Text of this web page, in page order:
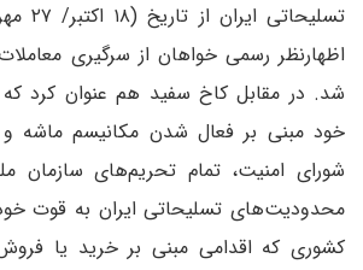
اظهارنظر رسمی خواهان از سرگیری
شد. در مقابل کاخ سفید هم عنوان کرد که
خود مبنی بر فعال شدن مکانیسم ماشه و
شورای امنیت، تمام تحریم‌های سازمان
محدودیت‌های تسلیحاتی ایران به قوت
کشوری که اقدامی مبنی بر خرید یا